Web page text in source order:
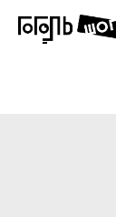
заказе от